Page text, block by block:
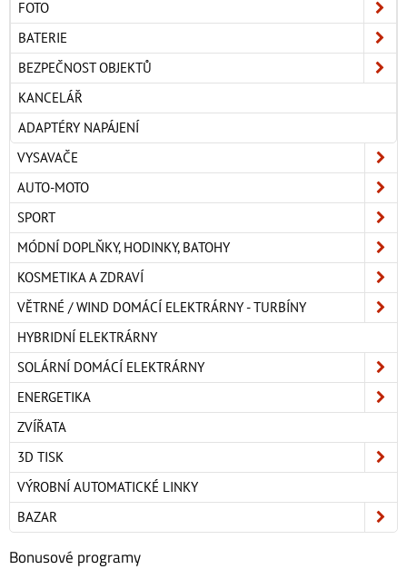
FOTO
BATERIE
BEZPEČNOST OBJEKTŮ
KANCELÁŘ
ADAPTÉRY NAPÁJENÍ
VYSAVAČE
AUTO-MOTO
SPORT
MÓDNÍ DOPLŇKY, HODINKY, BATOHY
KOSMETIKA A ZDRAVÍ
VĚTRNÉ / WIND DOMÁCÍ ELEKTRÁRNY - TURBÍNY
HYBRIDNÍ ELEKTRÁRNY
SOLÁRNÍ DOMÁCÍ ELEKTRÁRNY
ENERGETIKA
ZVÍŘATA
3D TISK
VÝROBNÍ AUTOMATICKÉ LINKY
BAZAR
Bonusové programy